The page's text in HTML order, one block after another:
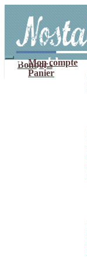
navigation
contenu
Mon compte
Panier
Bonbons